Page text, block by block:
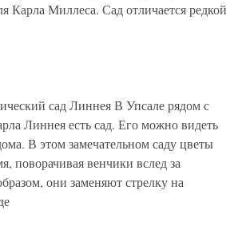
Карла Миллеса. Сад отличается редкой
сад Линнея В Упсале рядом с
Линнея есть сад. Его можно видеть
В этом замечательном саду цветы
поворачивая венчики вслед за
они заменяют стрелку на